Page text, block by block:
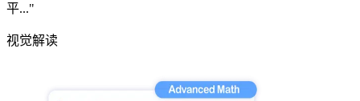
平..."
视觉解读